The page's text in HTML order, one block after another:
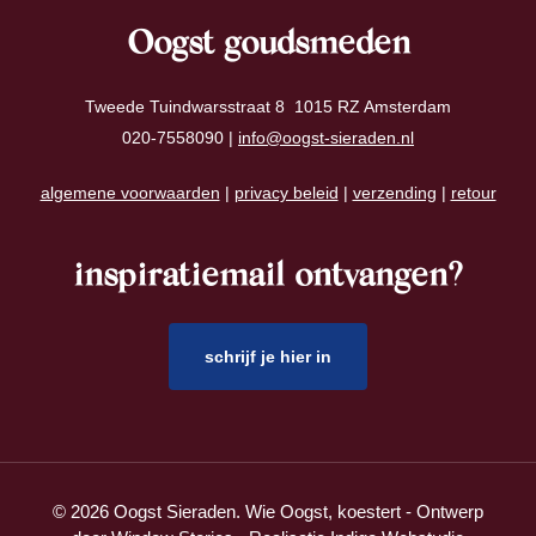
Oogst goudsmeden
Tweede Tuindwarsstraat 8 1015 RZ Amsterdam
020-7558090 | info@oogst-sieraden.nl
algemene voorwaarden | privacy beleid | verzending | retour
inspiratiemail ontvangen?
schrijf je hier in
© 2026 Oogst Sieraden. Wie Oogst, koestert - Ontwerp